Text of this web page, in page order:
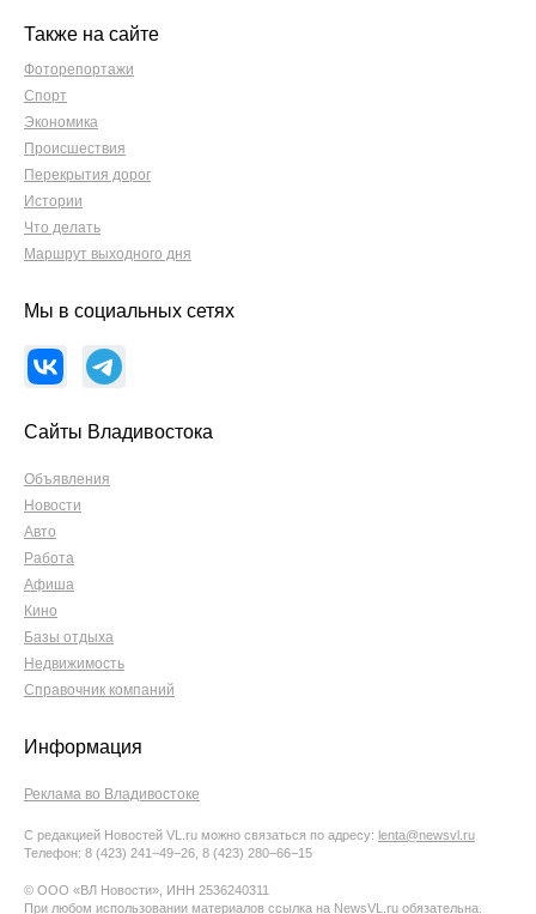
Также на сайте
Фоторепортажи
Спорт
Экономика
Происшествия
Перекрытия дорог
Истории
Что делать
Маршрут выходного дня
Мы в социальных сетях
Сайты Владивостока
Объявления
Новости
Авто
Работа
Афиша
Кино
Базы отдыха
Недвижимость
Справочник компаний
Информация
Реклама во Владивостоке
С редакцией Новостей VL.ru можно связаться по адресу: lenta@newsvl.ru
Телефон: 8 (423) 241−49−26, 8 (423) 280−66−15
© ООО «ВЛ Новости», ИНН 2536240311
При любом использовании материалов ссылка на NewsVL.ru обязательна.